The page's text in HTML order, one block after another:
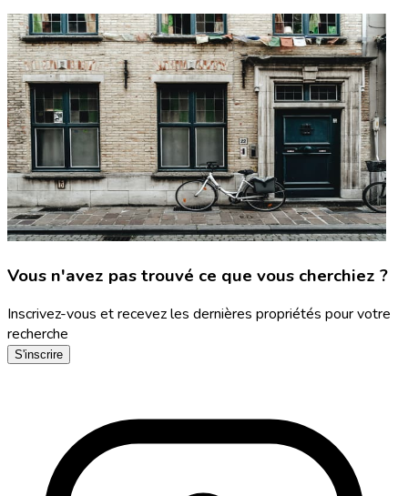
Vous n'avez pas trouvé ce que vous cherchiez ?
Inscrivez-vous et recevez les dernières propriétés pour votre
recherche
S'inscrire